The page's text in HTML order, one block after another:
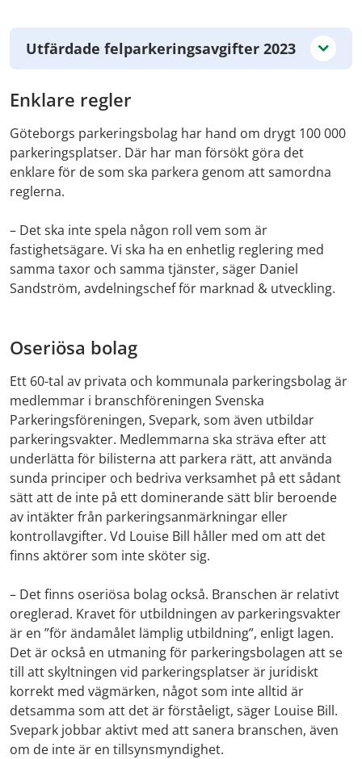
Utfärdade felparkeringsavgifter 2023
Enklare regler
Göteborgs parkeringsbolag har hand om drygt 100 000
parkeringsplatser. Där har man försökt göra det
enklare för de som ska parkera genom att samordna
reglerna.
– Det ska inte spela någon roll vem som är
fastighetsägare. Vi ska ha en enhetlig reglering med
samma taxor och samma tjänster, säger Daniel
Sandström, avdelningschef för marknad & utveckling.
Oseriösa bolag
Ett 60-tal av privata och kommunala parkeringsbolag är
medlemmar i branschföreningen Svenska
Parkeringsföreningen, Svepark, som även utbildar
parkeringsvakter. Medlemmarna ska sträva efter att
underlätta för bilisterna att parkera rätt, att använda
sunda principer och bedriva verksamhet på ett sådant
sätt att de inte på ett dominerande sätt blir beroende
av intäkter från parkeringsanmärkningar eller
kontrollavgifter. Vd Louise Bill håller med om att det
finns aktörer som inte sköter sig.
– Det finns oseriösa bolag också. Branschen är relativt
oreglerad. Kravet för utbildningen av parkeringsvakter
är en ”för ändamålet lämplig utbildning”, enligt lagen.
Det är också en utmaning för parkeringsbolagen att se
till att skyltningen vid parkeringsplatser är juridiskt
korrekt med vägmärken, något som inte alltid är
detsamma som att det är förståeligt, säger Louise Bill.
Svepark jobbar aktivt med att sanera branschen, även
om de inte är en tillsynsmyndighet.